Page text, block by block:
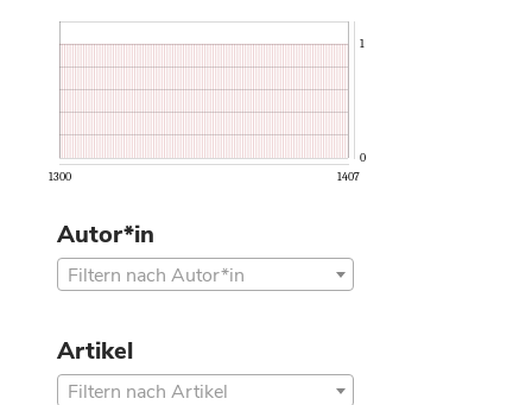
1300 1407
0
1
Autor*in
Filtern nach Autor*in
Artikel
Filtern nach Artikel